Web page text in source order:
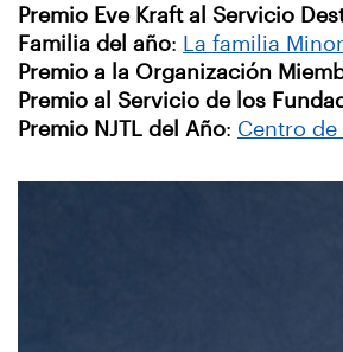
Premio Eve Kraft al Servicio
Familia del año: La familia Minor
Premio a la Organización
Premio al Servicio de los
Premio NJTL del Año: Centro de